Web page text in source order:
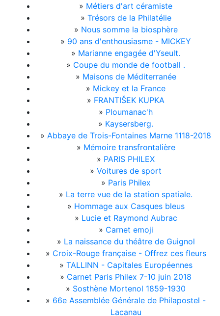
» Métiers d'art céramiste
» Trésors de la Philatélie
» Nous somme la biosphère
» 90 ans d'enthousiasme - MICKEY
» Marianne engagée d'Yseult.
» Coupe du monde de football .
» Maisons de Méditerranée
» Mickey et la France
» FRANTIŠEK KUPKA
» Ploumanac'h
» Kaysersberg.
» Abbaye de Trois-Fontaines Marne 1118-2018
» Mémoire transfrontalière
» PARIS PHILEX
» Voitures de sport
» Paris Philex
» La terre vue de la station spatiale.
» Hommage aux Casques bleus
» Lucie et Raymond Aubrac
» Carnet emoji
» La naissance du théâtre de Guignol
» Croix-Rouge française - Offrez ces fleurs
» TALLINN - Capitales Européennes
» Carnet Paris Philex 7-10 juin 2018
» Sosthène Mortenol 1859-1930
» 66e Assemblée Générale de Philapostel -
Lacanau